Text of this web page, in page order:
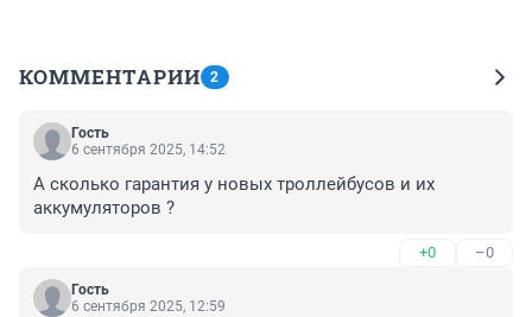
КОММЕНТАРИИ 2
Гость
6 сентября 2025, 14:52
А сколько гарантия у новых троллейбусов и их
аккумуляторов ?
+0 –0
Гость
6 сентября 2025, 12:59